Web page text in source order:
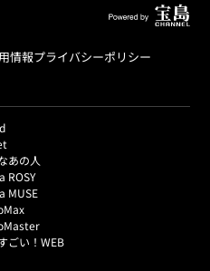
情報プライバシーポリシー
あの人
ROSY
MUSE
ごい！WEB